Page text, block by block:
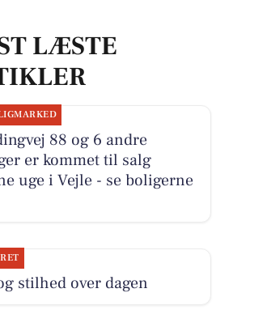
LÆSTE
88 og 6 andre
er kommet til salg
uge i Vejle - se boligerne
stilhed over dagen